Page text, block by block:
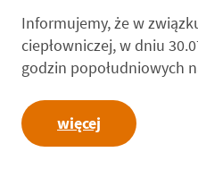
Informujemy, że w
ciepłowniczej, w dniu
godzin popołudniowych
więcej